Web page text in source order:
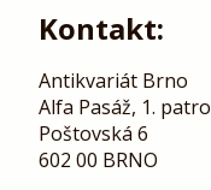
Kontakt:
Antikvariát Brno
Alfa Pasáž, 1. patro
Poštovská 6
602 00 BRNO